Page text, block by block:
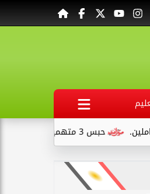
حبس 3 متهمين 15 يومًا علي ذمةالتحقيقات بتهمة التنقيب عن الآثار داخل...